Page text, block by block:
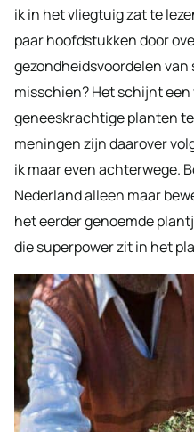
ik in het vliegtuig zat te
paar hoofdstukken door
gezondheidsvoordelen
misschien? Het schijnt een
geneeskrachtige planten
meningen zijn daarover
ik maar even achterwege.
Nederland alleen maar
het eerder genoemde
die superpower zit in het